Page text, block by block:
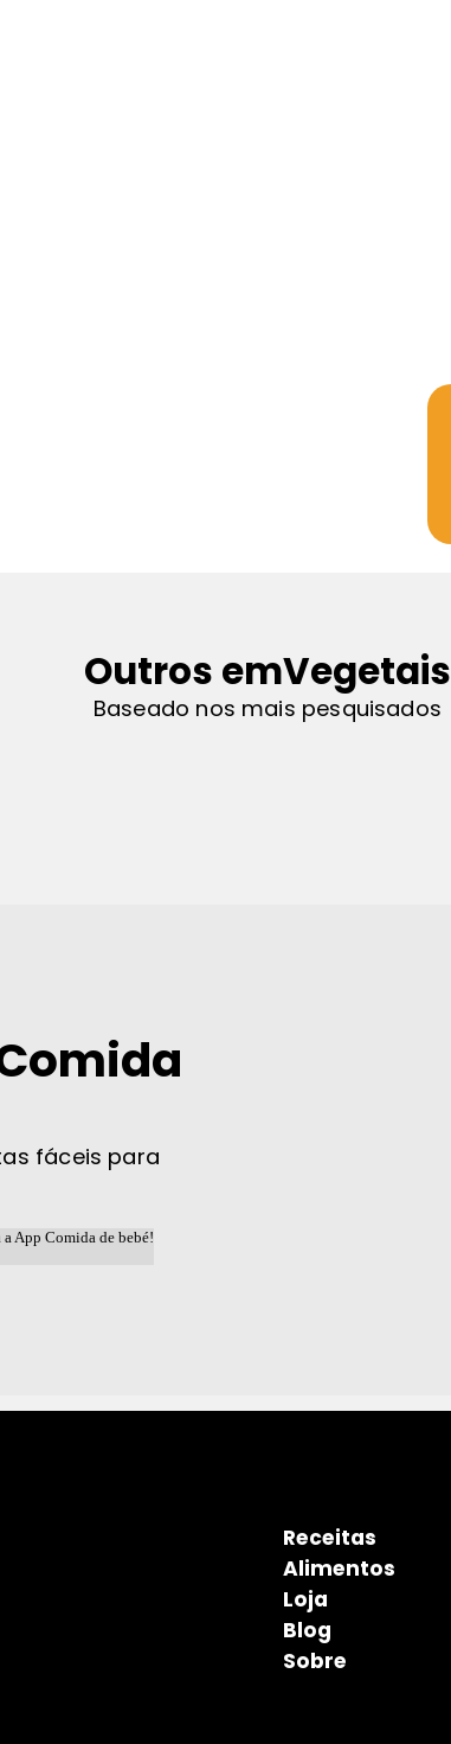
Outros emVegetais
Baseado nos mais pesquisados
fáceis para
Receitas
Alimentos
Loja
Blog
Sobre